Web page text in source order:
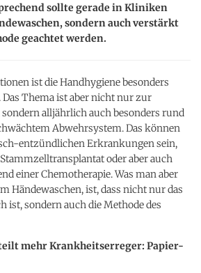
sollte gerade in Kliniken
sondern auch verstärkt
geachtet werden.
ist die Handhygiene besonders
Thema ist aber nicht nur zur
alljährlich auch besonders rund
Abwehrsystem. Das können
entzündlichen Erkrankungen sein,
oder aber auch
einer Chemotherapie. Was man aber
Händewaschen, ist, dass nicht nur das
ist, sondern auch die Methode des
mehr Krankheitserreger: Papier-